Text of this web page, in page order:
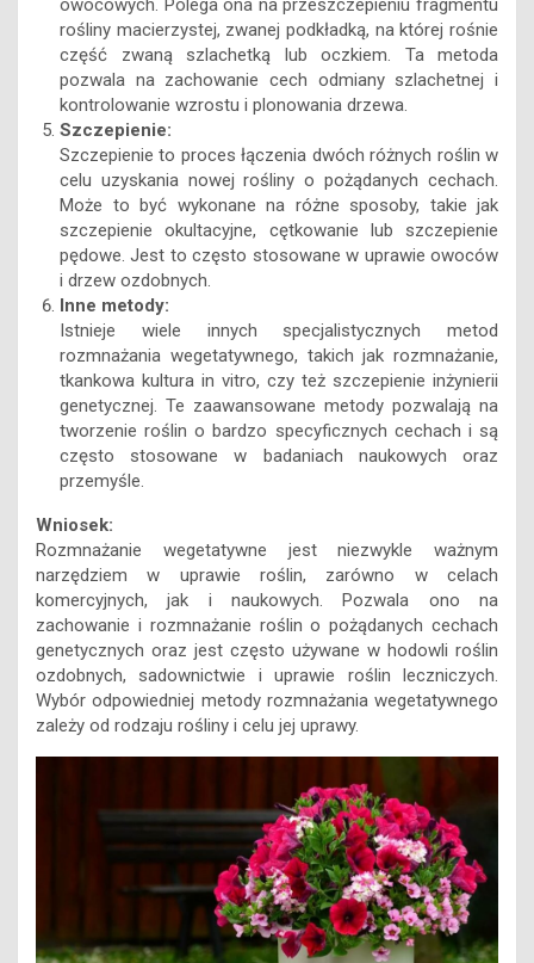
owocowych. Polega ona na przeszczepieniu fragmentu
rośliny macierzystej, zwanej podkładką, na której rośnie
część zwaną szlachetką lub oczkiem. Ta metoda
pozwala na zachowanie cech odmiany szlachetnej i
kontrolowanie wzrostu i plonowania drzewa.
Szczepienie:
Szczepienie to proces łączenia dwóch różnych roślin w
celu uzyskania nowej rośliny o pożądanych cechach.
Może to być wykonane na różne sposoby, takie jak
szczepienie okultacyjne, cętkowanie lub szczepienie
pędowe. Jest to często stosowane w uprawie owoców
i drzew ozdobnych.
Inne metody:
Istnieje wiele innych specjalistycznych metod
rozmnażania wegetatywnego, takich jak rozmnażanie,
tkankowa kultura in vitro, czy też szczepienie inżynierii
genetycznej. Te zaawansowane metody pozwalają na
tworzenie roślin o bardzo specyficznych cechach i są
często stosowane w badaniach naukowych oraz
przemyśle.
Wniosek:
Rozmnażanie wegetatywne jest niezwykle ważnym
narzędziem w uprawie roślin, zarówno w celach
komercyjnych, jak i naukowych. Pozwala ono na
zachowanie i rozmnażanie roślin o pożądanych cechach
genetycznych oraz jest często używane w hodowli roślin
ozdobnych, sadownictwie i uprawie roślin leczniczych.
Wybór odpowiedniej metody rozmnażania wegetatywnego
zależy od rodzaju rośliny i celu jej uprawy.